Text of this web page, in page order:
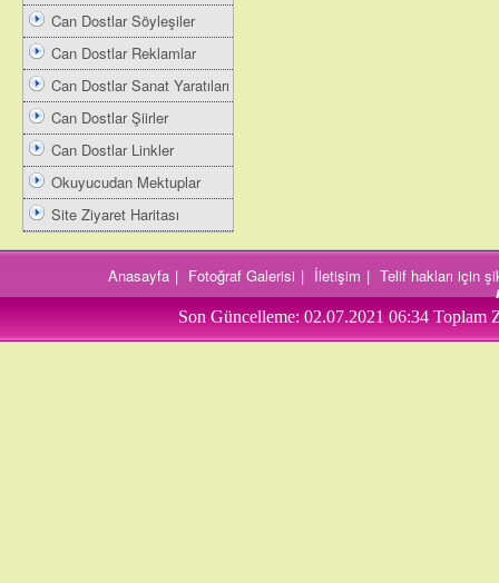
Can Dostlar Söyleşiler
Can Dostlar Reklamlar
Can Dostlar Sanat Yaratıları
Can Dostlar Şiirler
Can Dostlar Linkler
Okuyucudan Mektuplar
Site Ziyaret Haritası
Anasayfa | Fotoğraf Galerisi | İletişim | Telif hakları için
Son Güncelleme: 02.07.2021 06:34 Toplam